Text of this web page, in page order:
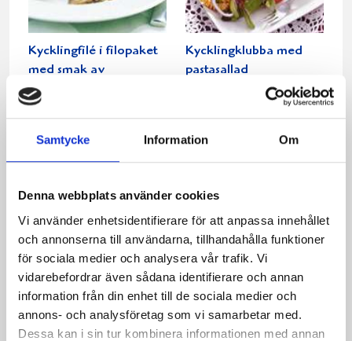
Samtycke Information Om
Denna webbplats använder cookies
Vi använder enhetsidentifierare för att anpassa innehållet
och annonserna till användarna, tillhandahålla funktioner
för sociala medier och analysera vår trafik. Vi
vidarebefordrar även sådana identifierare och annan
information från din enhet till de sociala medier och
annons- och analysföretag som vi samarbetar med.
Dessa kan i sin tur kombinera informationen med annan
Kycklingfilé i filopaket
med smak av
Västerbotten
Kycklingklubba med
pastasallad
Sallad med grillad
kycklingfilé
Kycklinggryta med
fräsch zuccinisallad